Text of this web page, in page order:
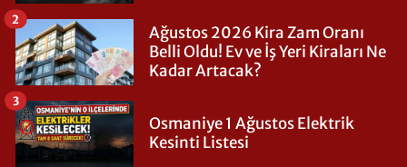
Ağustos 2026 Kira Zam Oranı
Belli Oldu! Ev ve İş Yeri Kiraları Ne
Kadar Artacak?
2
Osmaniye 1 Ağustos Elektrik
Kesinti Listesi
3